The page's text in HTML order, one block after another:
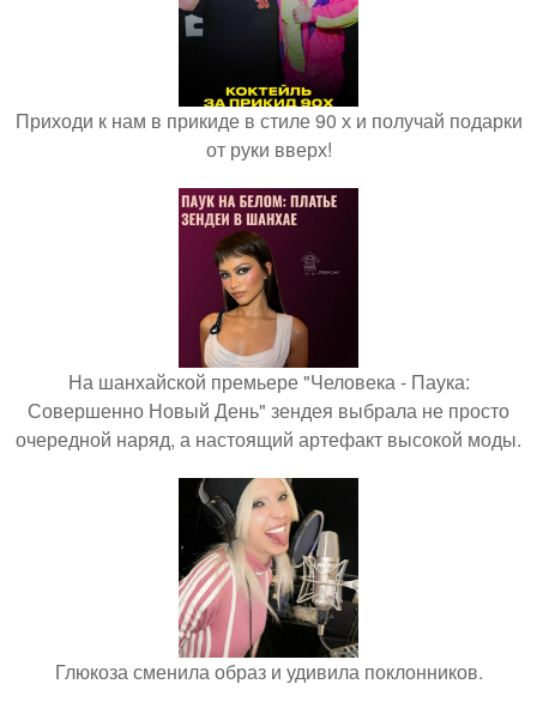
Приходи к нам в прикиде в стиле 90 х и получай подарки
от руки вверх!
На шанхайской премьере "Человека - Паука:
Совершенно Новый День" зендея выбрала не просто
очередной наряд, а настоящий артефакт высокой моды.
Глюкоза сменила образ и удивила поклонников.